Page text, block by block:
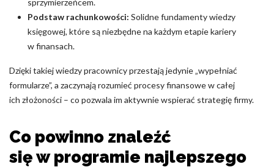
sprzymierzeńcem.
Podstaw rachunkowości: Solidne fundamenty wiedzy
księgowej, które są niezbędne na każdym etapie kariery
w finansach.
Dzięki takiej wiedzy pracownicy przestają jedynie „wypełniać
formularze”, a zaczynają rozumieć procesy finansowe w całej
ich złożoności – co pozwala im aktywnie wspierać strategię firmy.
Co powinno znaleźć
się w programie najlepszego